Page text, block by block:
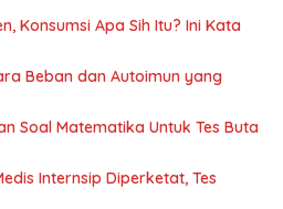
Konsumsi Apa Sih Itu? Ini Kata
Beban dan Autoimun yang
Soal Matematika Untuk Tes Buta
Internsip Diperketat, Tes